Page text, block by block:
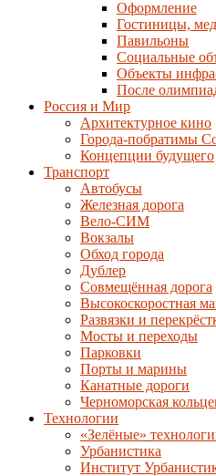
Оформление
Гостиницы,
Павильоны
Социальные
Объекты
После
Россия и Мир
Архитектурное кино
Города-побратимы
Концепции будущего
Транспорт
Автобусы
Железная дорога
Вело-СИМ
Вокзалы
Обход города
Дублер
Совмещённая дорога
Высокоскоростная
Развязки и
Мосты и переходы
Парковки
Порты и марины
Канатные дороги
Черноморская
Технологии
«Зелёные»
Урбанистика
Институт